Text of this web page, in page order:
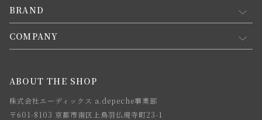
新規会員登録
会員規約について
お買い物ガイド
会員登録について
お支払方法について
お届けについて
BRAND
コンセプト
webカタログ
COMPANY
店舗一覧
求人情報
ABOUT THE SHOP
株式会社エーディックス a.depeche事業部
〒601-8103 京都市南区上鳥羽仏現寺町23-1